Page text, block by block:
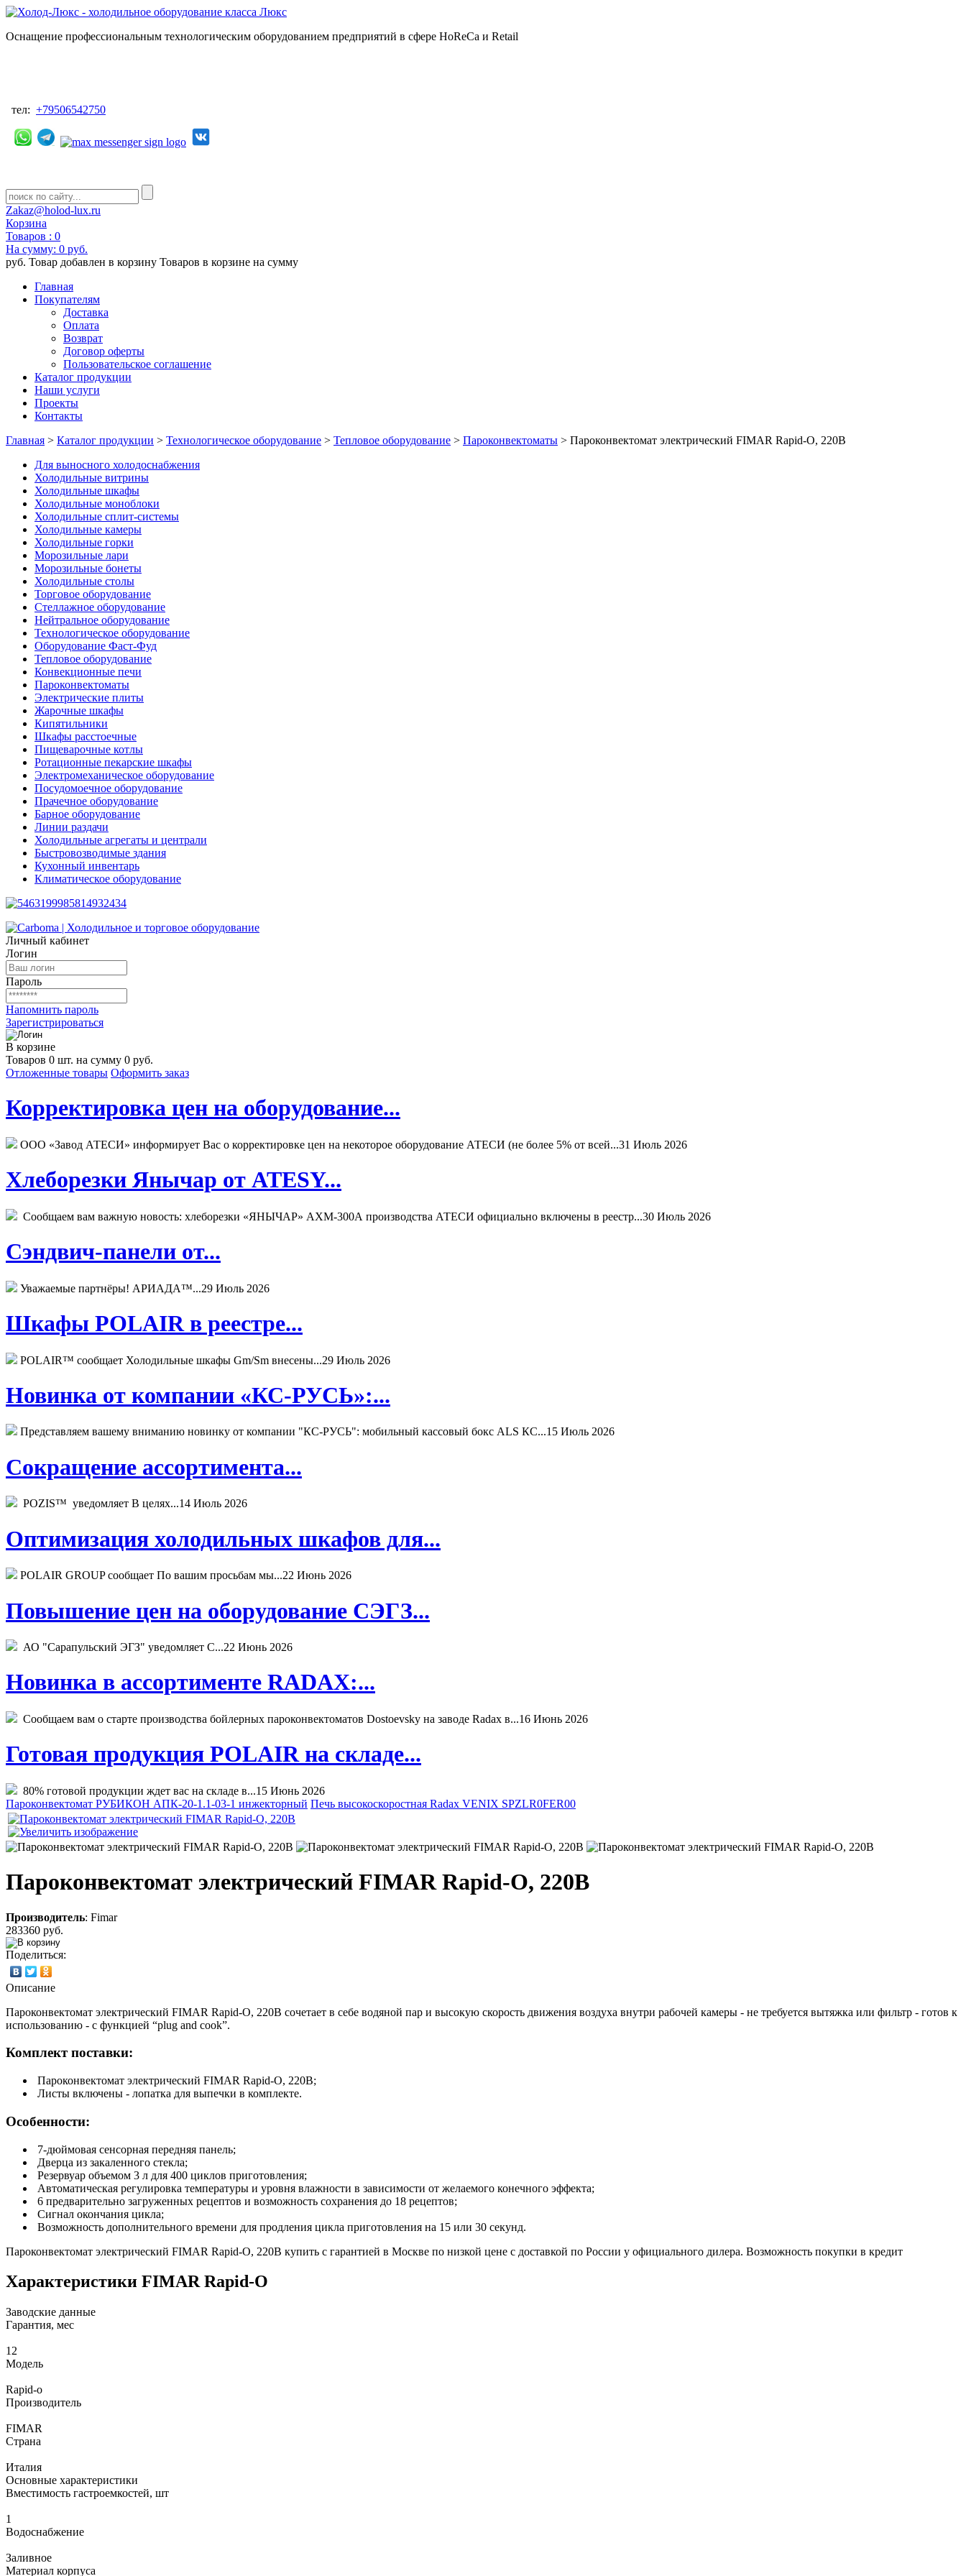
Оснащение профессиональным технологическим оборудованием предприятий в сфере HoReCa и Retail
тел: +79506542750
Zakaz@holod-lux.ru
Корзина
Товаров : 0
На сумму: 0 руб.
руб. Товар добавлен в корзину Товаров в корзине на сумму
Главная
Покупателям
Доставка
Оплата
Возврат
Договор оферты
Пользовательское соглашение
Каталог продукции
Наши услуги
Проекты
Контакты
Главная > Каталог продукции > Технологическое оборудование > Тепловое оборудование > Пароконвектоматы > Пароконвектомат электрический FIMAR Rapid-O, 220В
Для выносного холодоснабжения
Холодильные витрины
Холодильные шкафы
Холодильные моноблоки
Холодильные сплит-системы
Холодильные камеры
Холодильные горки
Морозильные лари
Морозильные бонеты
Холодильные столы
Торговое оборудование
Стеллажное оборудование
Нейтральное оборудование
Технологическое оборудование
Оборудование Фаст-Фуд
Тепловое оборудование
Конвекционные печи
Пароконвектоматы
Электрические плиты
Жарочные шкафы
Кипятильники
Шкафы расстоечные
Пищеварочные котлы
Ротационные пекарские шкафы
Электромеханическое оборудование
Посудомоечное оборудование
Прачечное оборудование
Барное оборудование
Линии раздачи
Холодильные агрегаты и централи
Быстровозводимые здания
Кухонный инвентарь
Климатическое оборудование
Личный кабинет
Логин
Пароль
Напомнить пароль
Зарегистрироваться
В корзине
Товаров 0 шт. на сумму 0 руб.
Отложенные товары Оформить заказ
Корректировка цен на оборудование...
ООО «Завод АТЕСИ» информирует Вас о корректировке цен на некоторое оборудование АТЕСИ (не более 5% от всей...31 Июль 2026
Хлеборезки Янычар от ATESY...
Сообщаем вам важную новость: хлеборезки «ЯНЫЧАР» АХМ-300А производства АТЕСИ официально включены в реестр...30 Июль 2026
Сэндвич-панели от...
Уважаемые партнёры! АРИАДА™...29 Июль 2026
Шкафы POLAIR в реестре...
POLAIR™ сообщает Холодильные шкафы Gm/Sm внесены...29 Июль 2026
Новинка от компании «КС-РУСЬ»:...
Представляем вашему вниманию новинку от компании "КС-РУСЬ": мобильный кассовый бокс ALS КС...15 Июль 2026
Сокращение ассортимента...
POZIS™ уведомляет В целях...14 Июль 2026
Оптимизация холодильных шкафов для...
POLAIR GROUP сообщает По вашим просьбам мы...22 Июнь 2026
Повышение цен на оборудование СЭГЗ...
АО "Сарапульский ЭГЗ" уведомляет С...22 Июнь 2026
Новинка в ассортименте RADAX:...
Сообщаем вам о старте производства бойлерных пароконвектоматов Dostoevsky на заводе Radax в...16 Июнь 2026
Готовая продукция POLAIR на складе...
80% готовой продукции ждет вас на складе в...15 Июнь 2026
Пароконвектомат РУБИКОН АПК-20-1.1-03-1 инжекторный Печь высокоскоростная Radax VENIX SPZLR0FER00
Пароконвектомат электрический FIMAR Rapid-O, 220В
Производитель: Fimar
283360 руб.
Поделиться:
Описание
Пароконвектомат электрический FIMAR Rapid-O, 220В сочетает в себе водяной пар и высокую скорость движения воздуха внутри рабочей камеры - не требуется вытяжка или фильтр - готов к
использованию - с функцией “plug and cook”.
Комплект поставки:
Пароконвектомат электрический FIMAR Rapid-O, 220В;
Листы включены - лопатка для выпечки в комплекте.
Особенности:
7-дюймовая сенсорная передняя панель;
Дверца из закаленного стекла;
Резервуар объемом 3 л для 400 циклов приготовления;
Автоматическая регулировка температуры и уровня влажности в зависимости от желаемого конечного эффекта;
6 предварительно загруженных рецептов и возможность сохранения до 18 рецептов;
Сигнал окончания цикла;
Возможность дополнительного времени для продления цикла приготовления на 15 или 30 секунд.
Пароконвектомат электрический FIMAR Rapid-O, 220В купить с гарантией в Москве по низкой цене с доставкой по России у официального дилера. Возможность покупки в кредит
Характеристики FIMAR Rapid-O
Заводские данные
Гарантия, мес
12
Модель
Rapid-o
Производитель
FIMAR
Страна
Италия
Основные характеристики
Вместимость гастроемкостей, шт
1
Водоснабжение
Заливное
Материал корпуса